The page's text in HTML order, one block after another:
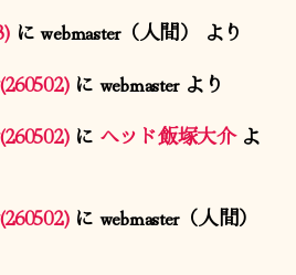
にwebmaster（人間）
より
に webmasterより
に ヘッド飯塚大介よ
に webmaster（人間）